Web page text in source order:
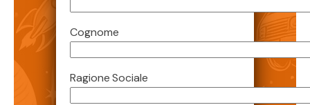
Cognome
Ragione Sociale